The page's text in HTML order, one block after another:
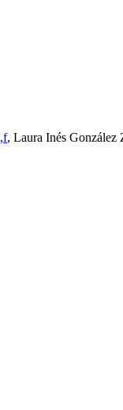
,f, Laura Inés González